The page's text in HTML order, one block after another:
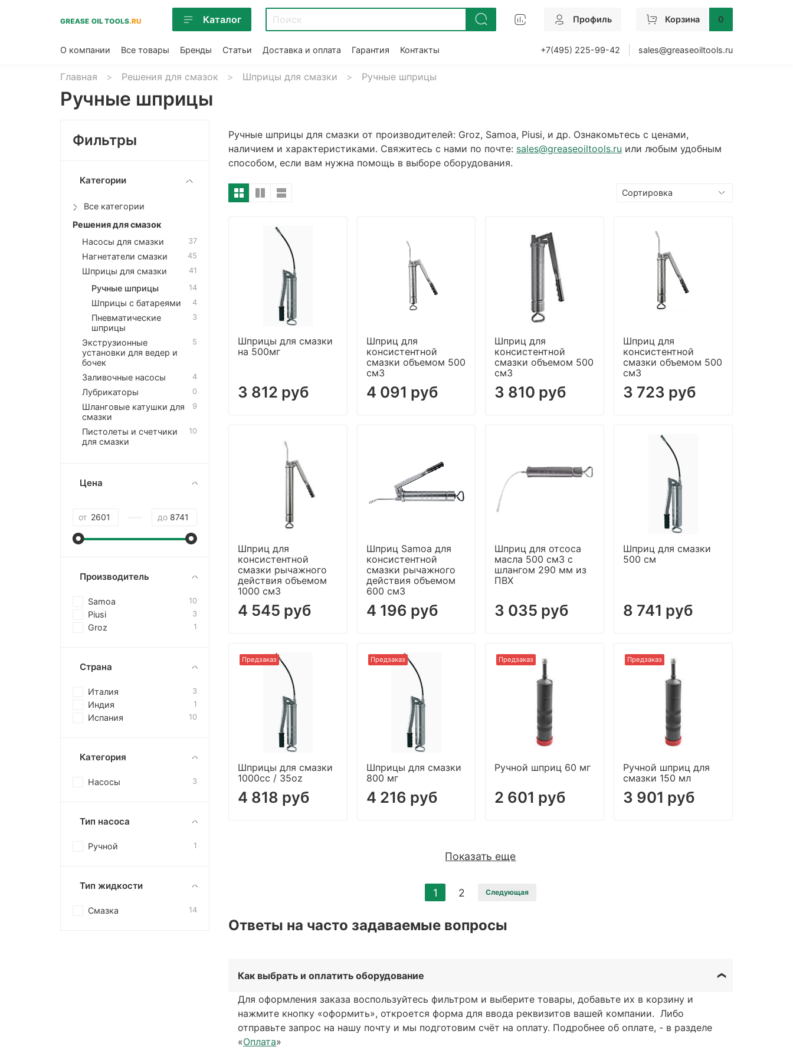
Каталог Профиль Корзина 0
О компании Все товары Бренды Статьи Доставка и оплата Гарантия Контакты +7(495) 225-99-42 sales@greaseoiltools.ru
Главная Решения для смазок Шприцы для смазки Ручные шприцы
Ручные шприцы
Ручные шприцы для смазки от производителей: Groz, Samoa, Piusi, и др. Ознакомьтесь с ценами,
наличием и характеристиками. Свяжитесь с нами по почте: sales@greaseoiltools.ru или любым удобным
способом, если вам нужна помощь в выборе оборудования.
Шприцы для смазки
на 500мг
3 812 руб
Шприц для
консистентной
смазки объемом 500
см3
4 091 руб
Шприц для
консистентной
смазки объемом 500
см3
3 810 руб
Шприц для
консистентной
смазки объемом 500
см3
3 723 руб
Шприц для
консистентной
смазки рычажного
действия объемом
1000 см3
4 545 руб
Шприц Samoa для
консистентной
смазки рычажного
действия объемом
600 см3
4 196 руб
Шприц для отсоса
масла 500 см3 с
шлангом 290 мм из
ПВХ
3 035 руб
Шприц для смазки
500 см
8 741 руб
Предзаказ
Шприцы для смазки
1000cc / 35oz
4 818 руб
Предзаказ
Шприцы для смазки
800 мг
4 216 руб
Предзаказ
Ручной шприц 60 мг
2 601 руб
Предзаказ
Ручной шприц для
смазки 150 мл
3 901 руб
Показать еще
1 2 Следующая
Ответы на часто задаваемые вопросы
Как выбрать и оплатить оборудование
Для оформления заказа воспользуйтесь фильтром и выберите товары, добавьте их в корзину и
нажмите кнопку «оформить», откроется форма для ввода реквизитов вашей компании. Либо
отправьте запрос на нашу почту и мы подготовим счёт на оплату. Подробнее об оплате, - в разделе
«Оплата»
Фильтры
Категории
Все категории
Решения для смазок
Насосы для смазки
37
Нагнетатели смазки 45
Шприцы для смазки 41
Ручные шприцы 14
Шприцы с батареями 4
Пневматические
шприцы
3
Экструзионные
установки для ведер и
бочек
5
Заливочные насосы 4
Лубрикаторы 0
Шланговые катушки для
смазки
9
Пистолеты и счетчики
для смазки
10
Цена
от до
Производитель
Samoa 10
Piusi 3
Groz 1
Страна
Италия 3
Индия 1
Испания 10
Категория
Насосы 3
Тип насоса
Ручной 1
Тип жидкости
Смазка 14